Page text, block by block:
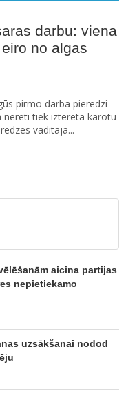
darbu: viena
no algas
pirmo darba pieredzi
nereti tiek iztērēta kārotu
vadītāja...
aicina partijas
nepietiekamo
uzsākšanai nodod